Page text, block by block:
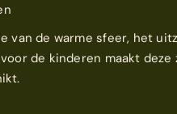
van de warme sfeer, het
de kinderen maakt deze